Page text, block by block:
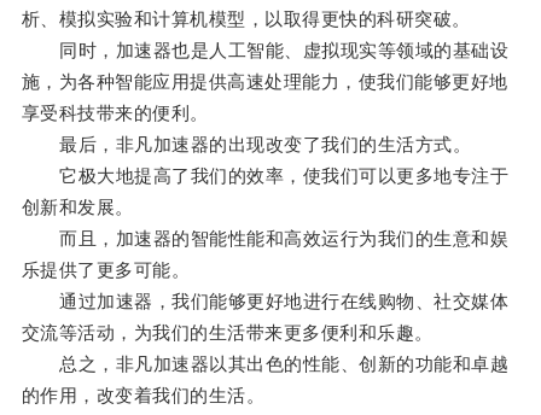
析、模拟实验和计算机模型，以取得更快的科研突破。
同时，加速器也是人工智能、虚拟现实等领域的基础设
施，为各种智能应用提供高速处理能力，使我们能够更好地
享受科技带来的便利。
最后，非凡加速器的出现改变了我们的生活方式。
它极大地提高了我们的效率，使我们可以更多地专注于
创新和发展。
而且，加速器的智能性能和高效运行为我们的生意和娱
乐提供了更多可能。
通过加速器，我们能够更好地进行在线购物、社交媒体
交流等活动，为我们的生活带来更多便利和乐趣。
总之，非凡加速器以其出色的性能、创新的功能和卓越
的作用，改变着我们的生活。